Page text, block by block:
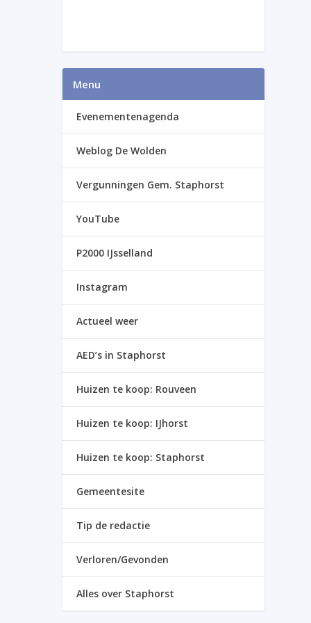
Menu
Evenementenagenda
Weblog De Wolden
Vergunningen Gem. Staphorst
YouTube
P2000 IJsselland
Instagram
Actueel weer
AED’s in Staphorst
Huizen te koop: Rouveen
Huizen te koop: IJhorst
Huizen te koop: Staphorst
Gemeentesite
Tip de redactie
Verloren/Gevonden
Alles over Staphorst